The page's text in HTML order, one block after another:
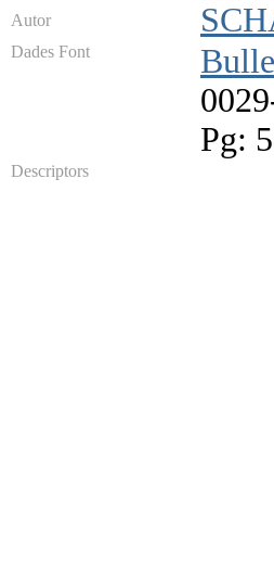
Autor
Dades Font
Pg:
Descriptors